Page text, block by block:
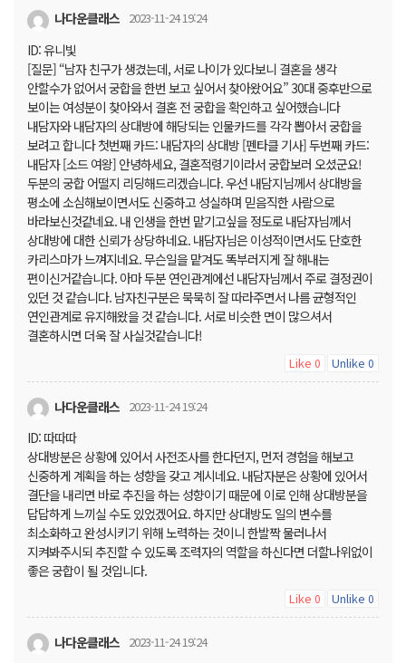
나다운클래스 2023-11-24 19:24
ID: 유니빛
[질문] “남자 친구가 생겼는데, 서로 나이가 있다보니 결혼을 생각
안할수가 없어서 궁합을 한번 보고 싶어서 찾아왔어요” 30대 중후반으로
보이는 여성분이 찾아와서 결혼 전 궁합을 확인하고 싶어했습니다
내담자와 내담자의 상대방에 해당되는 인물카드를 각각 뽑아서 궁합을
보려고 합니다 첫번째 카드: 내담자의 상대방 [펜타클 기사] 두번째 카드:
내담자 [소드 여왕] 안녕하세요, 결혼적령기이라서 궁합보러 오셨군요!
두분의 궁합 어떨지 리딩해드리겠습니다. 우선 내담지님께서 상대방을
평소에 소심해보이면서도 신중하고 성실하며 믿음직한 사람으로
바라보신것같네요. 내 인생을 한번 맡기고싶을 정도로 내담자님께서
상대방에 대한 신뢰가 상당하네요. 내담자님은 이성적이면서도 단호한
카리스마가 느껴지네요. 무슨일을 맡겨도 똑부러지게 잘 해내는
편이신거같습니다. 아마 두분 연인관계에선 내담자님께서 주로 결정권이
있던 것 같습니다. 남자친구분은 묵묵히 잘 따라주면서 나름 균형적인
연인관계로 유지해왔을 것 같습니다. 서로 비슷한 면이 많으셔서
결혼하시면 더욱 잘 사실것같습니다!
Like 0 Unlike 0
나다운클래스 2023-11-24 19:24
ID: 따따따
상대방분은 상황에 있어서 사전조사를 한다던지, 먼저 경험을 해보고
신중하게 계획을 하는 성향을 갖고 계시네요. 내담자분은 상황에 있어서
결단을 내리면 바로 추진을 하는 성향이기 때문에 이로 인해 상대방분을
답답하게 느끼실 수도 있었겠어요. 하지만 상대방도 일의 변수를
최소화하고 완성시키기 위해 노력하는 것이니 한발짝 물러나서
지켜봐주시되 추진할 수 있도록 조력자의 역할을 하신다면 더할나위없이
좋은 궁합이 될 것입니다.
Like 0 Unlike 0
나다운클래스 2023-11-24 19:24